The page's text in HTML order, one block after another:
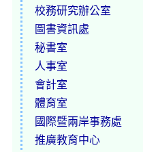
校務研究辦公室
圖書資訊處
秘書室
人事室
會計室
體育室
國際暨兩岸事務處
推廣教育中心